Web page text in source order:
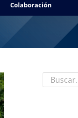
Colaboración
Buscar: